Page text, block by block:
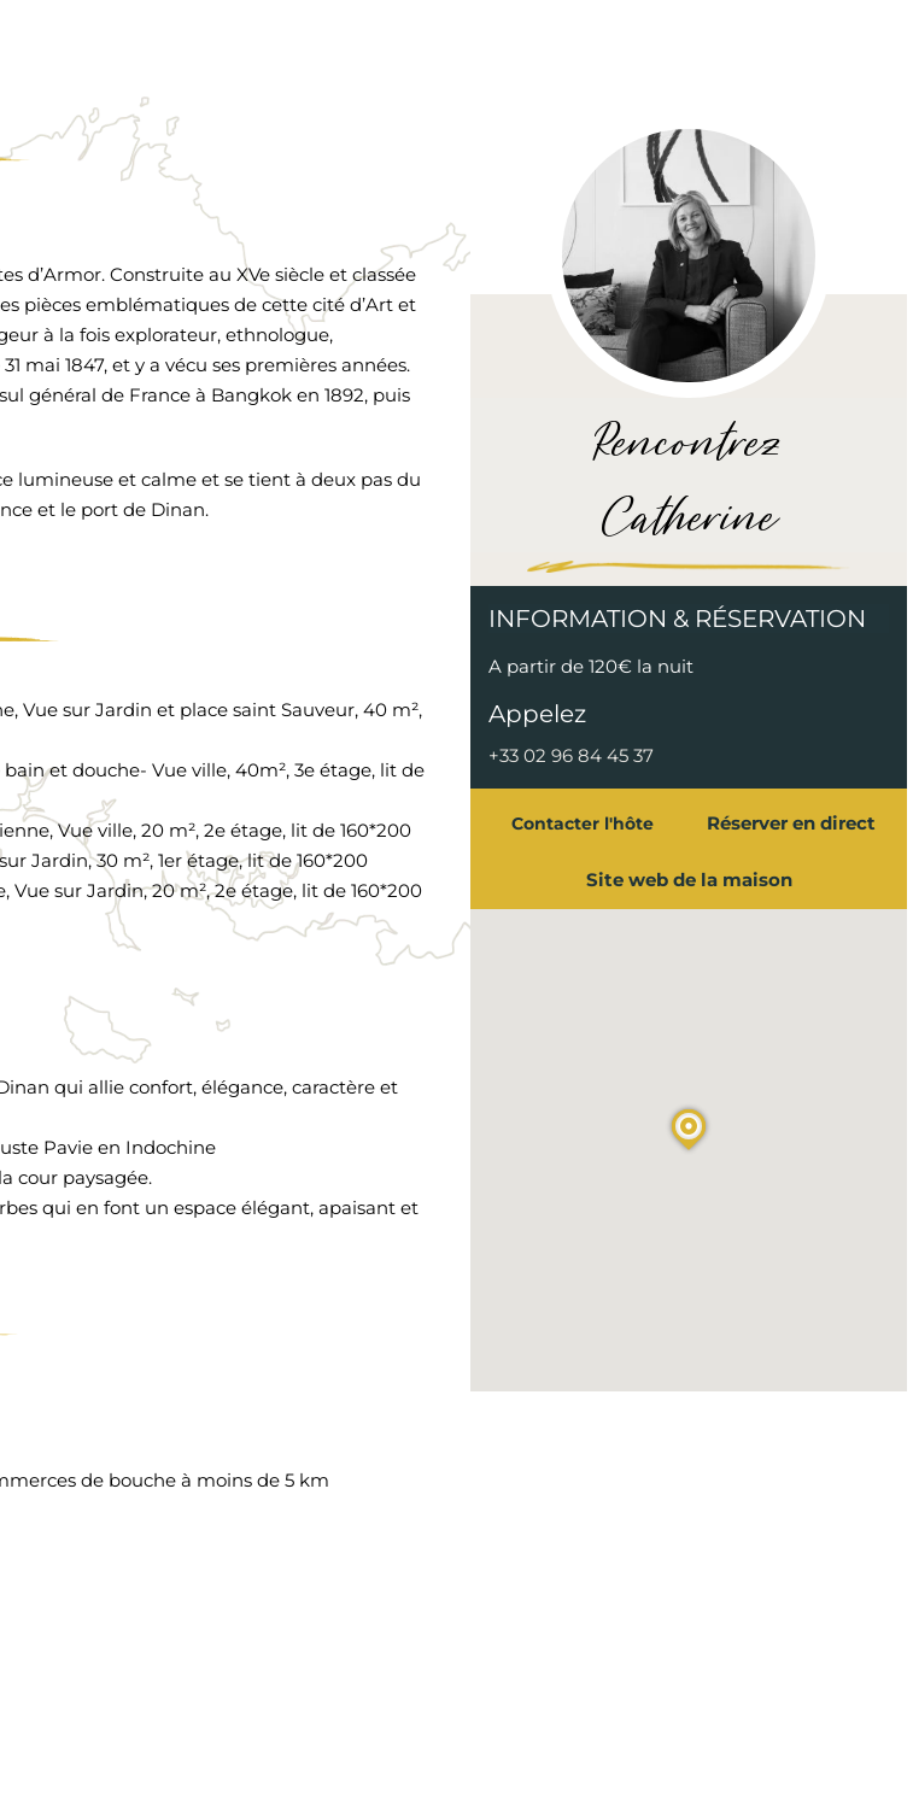
d’Armor. Construite au XVe siècle et classée
pièces emblématiques de cette cité d’Art et
à la fois explorateur, ethnologue,
mai 1847, et y a vécu ses premières années.
général de France à Bangkok en 1892, puis
lumineuse et calme et se tient à deux pas du
et le port de Dinan.
Vue sur Jardin et place saint Sauveur, 40 m²,
et douche- Vue ville, 40m², 3e étage, lit de
Vue ville, 20 m², 2e étage, lit de 160*200
Jardin, 30 m², 1er étage, lit de 160*200
sur Jardin, 20 m², 2e étage, lit de 160*200
qui allie confort, élégance, caractère et
Pavie en Indochine
cour paysagée.
qui en font un espace élégant, apaisant et
de bouche à moins de 5 km
Rencontrez
Catherine
INFORMATION & RÉSERVATION
A partir de 120€ la nuit
Appelez
+33 02 96 84 45 37
Contacter l'hôte Réserver en direct
Site web de la maison